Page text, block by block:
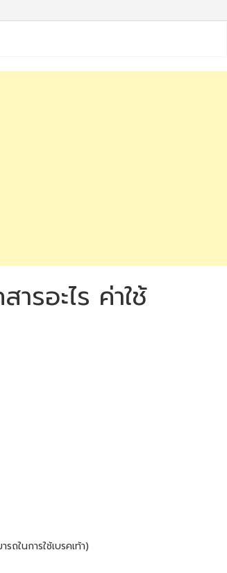
รอะไร ค่าใช้
ในการใช้เบรคเท้า)